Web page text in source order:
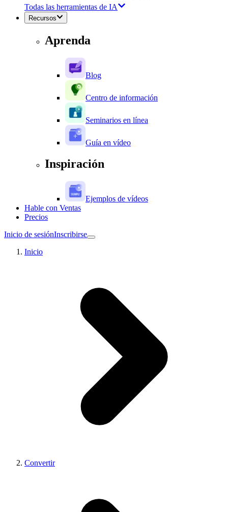
Todas las herramientas de IA
Recursos
Aprenda
Blog
Centro de información
Seminarios en línea
Guía en vídeo
Inspiración
Ejemplos de vídeos
Hable con Ventas
Precios
Inicio de sesiónInscribirse
Inicio
Convertir